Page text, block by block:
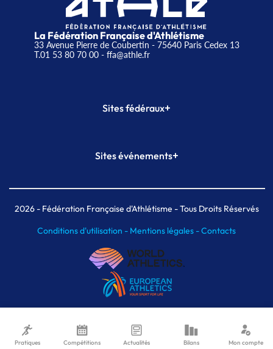
La Fédération Française d'Athlétisme
33 Avenue Pierre de Coubertin - 75640 Paris Cedex 13
T.01 53 80 70 00- ffa@athle.fr
Sites fédéraux+
Plateforme Formation
Sites événements+
Meeting de Paris indoor
MAIF Ekiden de Paris
2026- Fédération Française d'Athlétisme - Tous Droits Réservés
Conditions d'utilisation - Mentions légales -Contacts
Pratiques Compétitions Actualités Bilans Mon compte